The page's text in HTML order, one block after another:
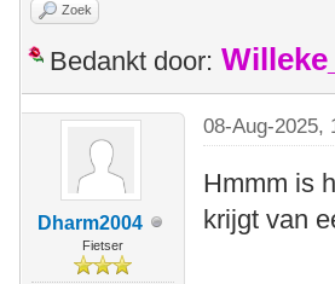
Zoek
Bedankt door:
Dharm2004
Fietser
08-Aug-2025,
Hmmm is
krijgt van